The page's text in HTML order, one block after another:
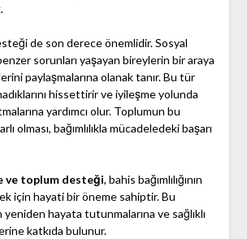
de son derece önemlidir. Sosyal
sorunları yaşayan bireylerin bir araya
paylaşmalarına olanak tanır. Bu tür
hissettirir ve iyileşme yolunda
yardımcı olur. Toplumun bu
olması, bağımlılıkla mücadeledeki başarı
ve toplum desteği, bahis bağımlılığının
için hayati bir öneme sahiptir. Bu
hayata tutunmalarına ve sağlıklı
katkıda bulunur.